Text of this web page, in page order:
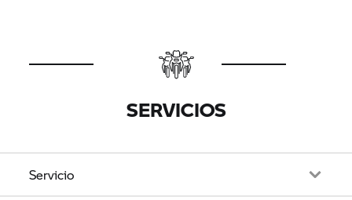
SERVICIOS
Servicio